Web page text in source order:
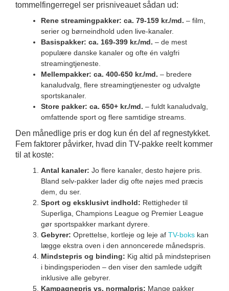
tommelfingerregel ser prisniveauet sådan ud:
Rene streamingpakker: ca. 79-159 kr./md. – film,
serier og børneindhold uden live-kanaler.
Basispakker: ca. 169-399 kr./md. – de mest
populære danske kanaler og ofte én valgfri
streamingtjeneste.
Mellempakker: ca. 400-650 kr./md. – bredere
kanaludvalg, flere streamingtjenester og udvalgte
sportskanaler.
Store pakker: ca. 650+ kr./md. – fuldt kanaludvalg,
omfattende sport og flere samtidige streams.
Den månedlige pris er dog kun én del af regnestykket.
Fem faktorer påvirker, hvad din TV-pakke reelt kommer
til at koste:
Antal kanaler: Jo flere kanaler, desto højere pris.
Bland selv-pakker lader dig ofte nøjes med præcis
dem, du ser.
Sport og eksklusivt indhold: Rettigheder til
Superliga, Champions League og Premier League
gør sportspakker markant dyrere.
Gebyrer: Oprettelse, kortleje og leje af TV-boks kan
lægge ekstra oven i den annoncerede månedspris.
Mindstepris og binding: Kig altid på mindsteprisen
i bindingsperioden – den viser den samlede udgift
inklusive alle gebyrer.
Kampagnepris vs. normalpris: Mange pakker